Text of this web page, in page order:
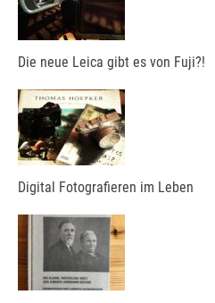
Die neue Leica gibt es von Fuji?!
Digital Fotografieren im Leben